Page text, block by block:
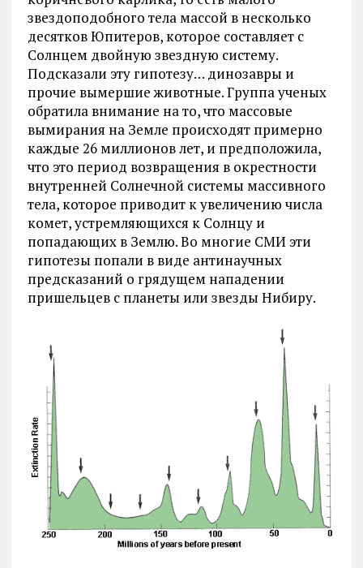
звездоподобного тела массой в несколько
десятков Юпитеров, которое составляет с
Солнцем двойную звездную систему.
Подсказали эту гипотезу… динозавры и
прочие вымершие животные. Группа ученых
обратила внимание на то, что массовые
вымирания на Земле происходят примерно
каждые 26 миллионов лет, и предположила,
что это период возвращения в окрестности
внутренней Солнечной системы массивного
тела, которое приводит к увеличению числа
комет, устремляющихся к Солнцу и
попадающих в Землю. Во многие СМИ эти
гипотезы попали в виде антинаучных
предсказаний о грядущем нападении
пришельцев с планеты или звезды Нибиру.